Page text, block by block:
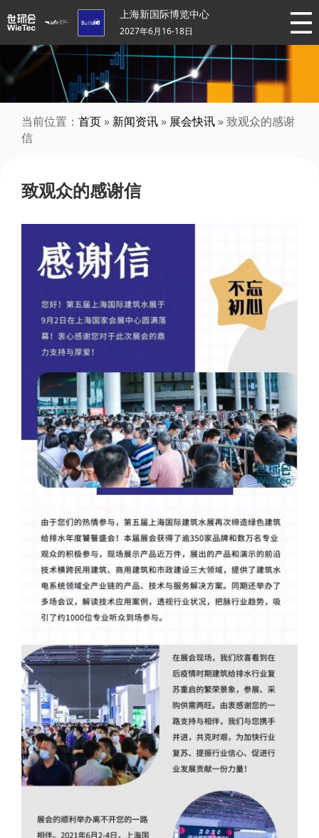
上海新国际博览中心
2027年6月16-18日
当前位置： 首页 » 新闻资讯 » 展会快讯 » 致观众的感谢
信
致观众的感谢信